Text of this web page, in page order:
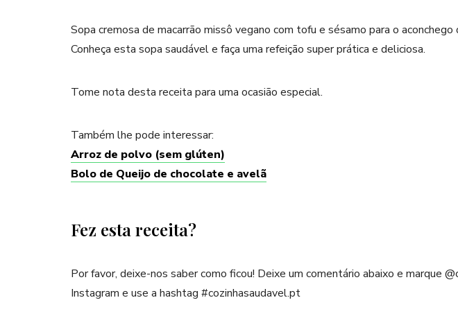
Sopa cremosa de macarrão missô vegano com tofu e sésamo para o
Conheça esta sopa saudável e faça uma refeição super prática e deliciosa.
Tome nota desta receita para uma ocasião especial.
Também lhe pode interessar:
Arroz de polvo (sem glúten)
Bolo de Queijo de chocolate e avelã
Fez esta receita?
Por favor, deixe-nos saber como ficou! Deixe um comentário abaixo e marque
Instagram e use a hashtag #cozinhasaudavel.pt